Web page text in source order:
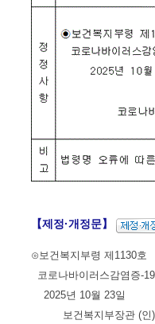
【제정·개정문】
⊙보건복지부령 제1130호
코로나바이러스감염증-
2025년 10월 23일
보건복지부장관 (인)